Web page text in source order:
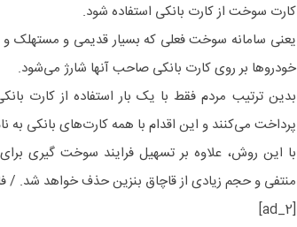
کارت سوخت از کارت بانکی استفاده شود.
یعنی سامانه سوخت فعلی که بسیار قدیمی و مستهلک و
خودرو‌ها بر روی کارت بانکی صاحب آنها شارژ می‌شود.
بدین ترتیب مردم فقط با یک بار استفاده از کارت
پرداخت می‌کنند و این اقدام با همه کارت‌های بانکی
با این روش، علاوه بر تسهیل فرایند سوخت گیری
منتفی و حجم زیادی از قاچاق بنزین حذف خواهد شد. /
[ad_2]